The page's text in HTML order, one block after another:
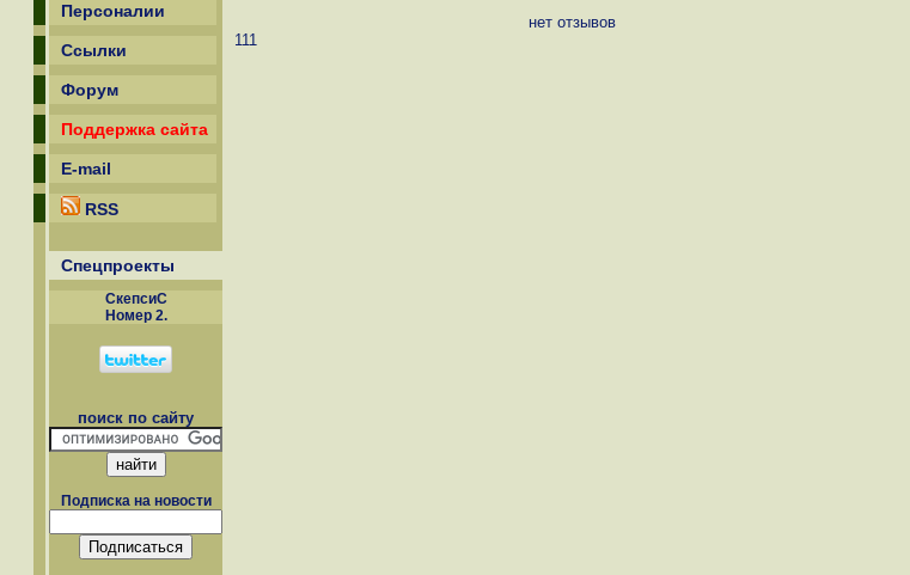
Персоналии
Ссылки
Форум
Поддержка сайта
E-mail
RSS
Спецпроекты
СкепсиС
Номер 2.
поиск по сайту
Подписка на новости
нет отзывов
111